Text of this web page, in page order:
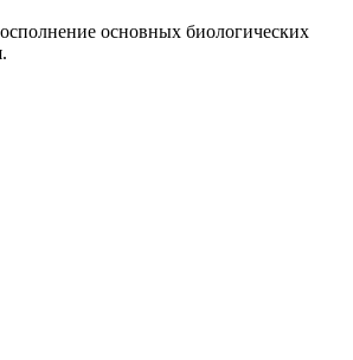
основных биологических